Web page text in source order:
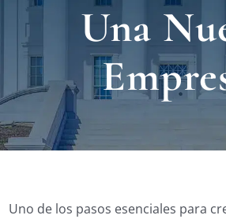
Una
Uno de los pasos esenciales para